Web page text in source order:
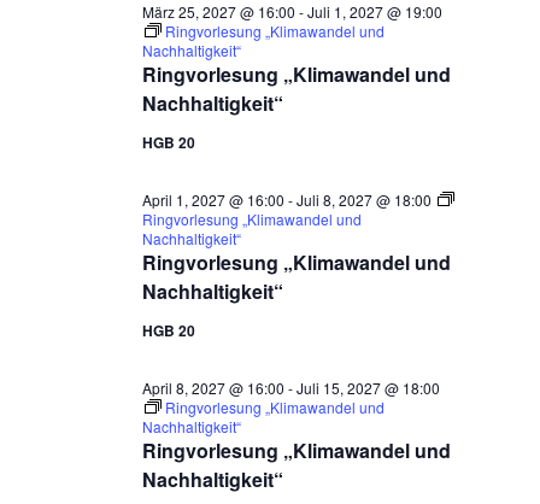
Ringvorlesung „Klimawandel und
Nachhaltigkeit“
März 25, 2027 @ 16:00 -Juli 1, 2027 @ 19:00
Ringvorlesung „Klimawandel und
Nachhaltigkeit“
HGB 20
Ringvorlesung „Klimawandel und
Nachhaltigkeit“
April 1, 2027 @ 16:00 -Juli 8, 2027 @ 18:00
Ringvorlesung „Klimawandel und
Nachhaltigkeit“
HGB 20
Ringvorlesung „Klimawandel und
Nachhaltigkeit“
April 8, 2027 @ 16:00 -Juli 15, 2027 @ 18:00
Ringvorlesung „Klimawandel und
Nachhaltigkeit“